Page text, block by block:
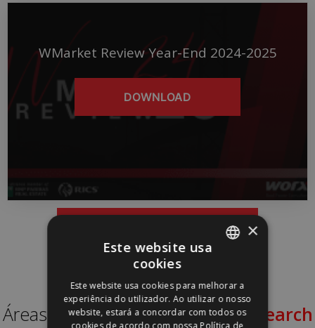
WMarket Review Year-End 2024-2025
DOWNLOAD
Ver <strong>todos</strong>
Áreas deConhecimento em Research
ENGLISH
×
Este website usa
cookies
Este website usa cookies para melhorar a
experiência do utilizador. Ao utilizar o nosso
website, estará a concordar com todos os
cookies de acordo com nossa Política de